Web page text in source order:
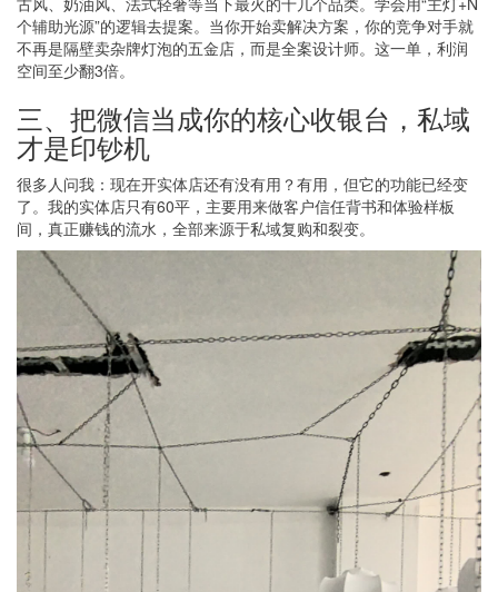
个辅助光源”的逻辑去提案。当你开始卖解决方案，你的竞争对手就
不再是隔壁卖杂牌灯泡的五金店，而是全案设计师。这一单，利润
空间至少翻3倍。
三、把微信当成你的核心收银台，私域
才是印钞机
很多人问我：现在开实体店还有没有用？有用，但它的功能已经变
了。我的实体店只有60平，主要用来做客户信任背书和体验样板
间，真正赚钱的流水，全部来源于私域复购和裂变。